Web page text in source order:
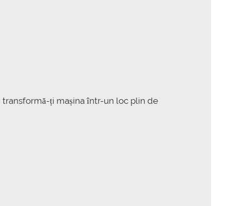
transformă-ți mașina într-un loc plin de